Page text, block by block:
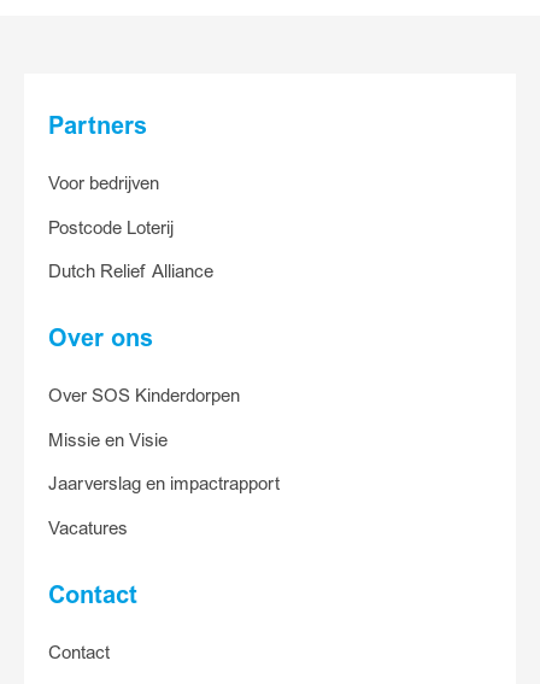
Ander bedrag
Partners
Voor bedrijven
Postcode Loterij
Dutch Relief Alliance
Over ons
Over SOS Kinderdorpen
Missie en Visie
Jaarverslag en impactrapport
Vacatures
Contact
Contact